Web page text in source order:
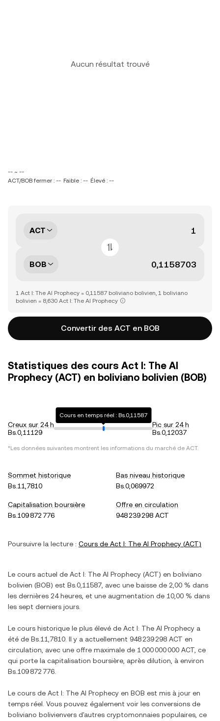
Aucun résultat trouvé
-- ~ --
ACT/BOB fermer : -- Faible : -- Élevé : --
ACT
BOB
1 Act I: The AI Prophecy = 0,11587 boliviano bolivien, 1 boliviano
bolivien = 8,630 Act I: The AI Prophecy
Convertir des ACT en BOB
Statistiques des cours Act I: The AI
Prophecy (ACT) en boliviano bolivien (BOB)
Creux sur 24 h
Bs.0,11129
Cours en temps réel : Bs.0,11587
Pic sur 24 h
Bs.0,12037
*Les données suivantes montrent les informations du marché de ACT.
Sommet historique
Bs.11,7810
Bas niveau historique
Bs.0,069972
Capitalisation boursière
Bs.109 872 776
Offre en circulation
948 239 298 ACT
Poursuivre la lecture : Cours de Act I: The AI Prophecy (ACT)
Le cours actuel de Act I: The AI Prophecy (ACT) en boliviano
bolivien (BOB) est Bs.0,11587 , avec une baisse de 2,00 % dans
les dernières 24 heures, et une augmentation de 10,00 % dans
les sept derniers jours.
Le cours historique le plus élevé de Act I: The AI Prophecy a
été de Bs.11,7810 . Il y a actuellement 948 239 298 ACT en
circulation, avec une offre maximale de 1 000 000 000 ACT , ce
qui porte la capitalisation boursière, après dilution, à environ
Bs.109 872 776
Le cours de Act I: The AI Prophecy en BOB est mis à jour en
temps réel. Vous pouvez également voir les conversions de
boliviano bolivienvers d'autres cryptomonnaies populaires, ce